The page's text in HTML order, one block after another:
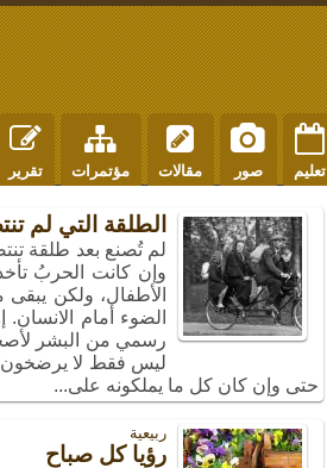
تعليم صور مقالات مؤتمرات تقرير
الطلقة التي لم
لم تُصنع بعد طلقة
وإن كانت الحربُ
الأطفال، ولكن
الضوء أمام
رسمي من البشر
ليس فقط لا
حتى وإن كان كل ما يملكونه على...
ربیعیة
رؤيا كل صباح